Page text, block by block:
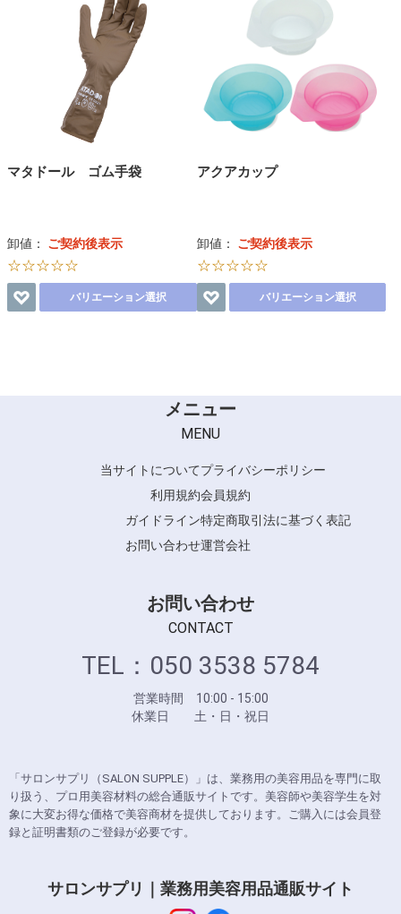
マタドール ゴム手袋
卸値： ご契約後表示
☆☆☆☆☆
バリエーション選択
アクアカップ
卸値： ご契約後表示
☆☆☆☆☆
バリエーション選択
メニュー
MENU
当サイトについてプライバシーポリシー
利用規約会員規約
ガイドライン特定商取引法に基づく表記
お問い合わせ運営会社
お問い合わせ
CONTACT
TEL：050 3538 5784
営業時間 10:00 - 15:00
休業日 土・日・祝日
「サロンサプリ（SALON SUPPLE）」は、業務用の美容用品を専門に取
り扱う、プロ用美容材料の総合通販サイトです。美容師や美容学生を対
象に大変お得な価格で美容商材を提供しております。ご購入には会員登
録と証明書類のご登録が必要です。
サロンサプリ｜業務用美容用品通販サイト